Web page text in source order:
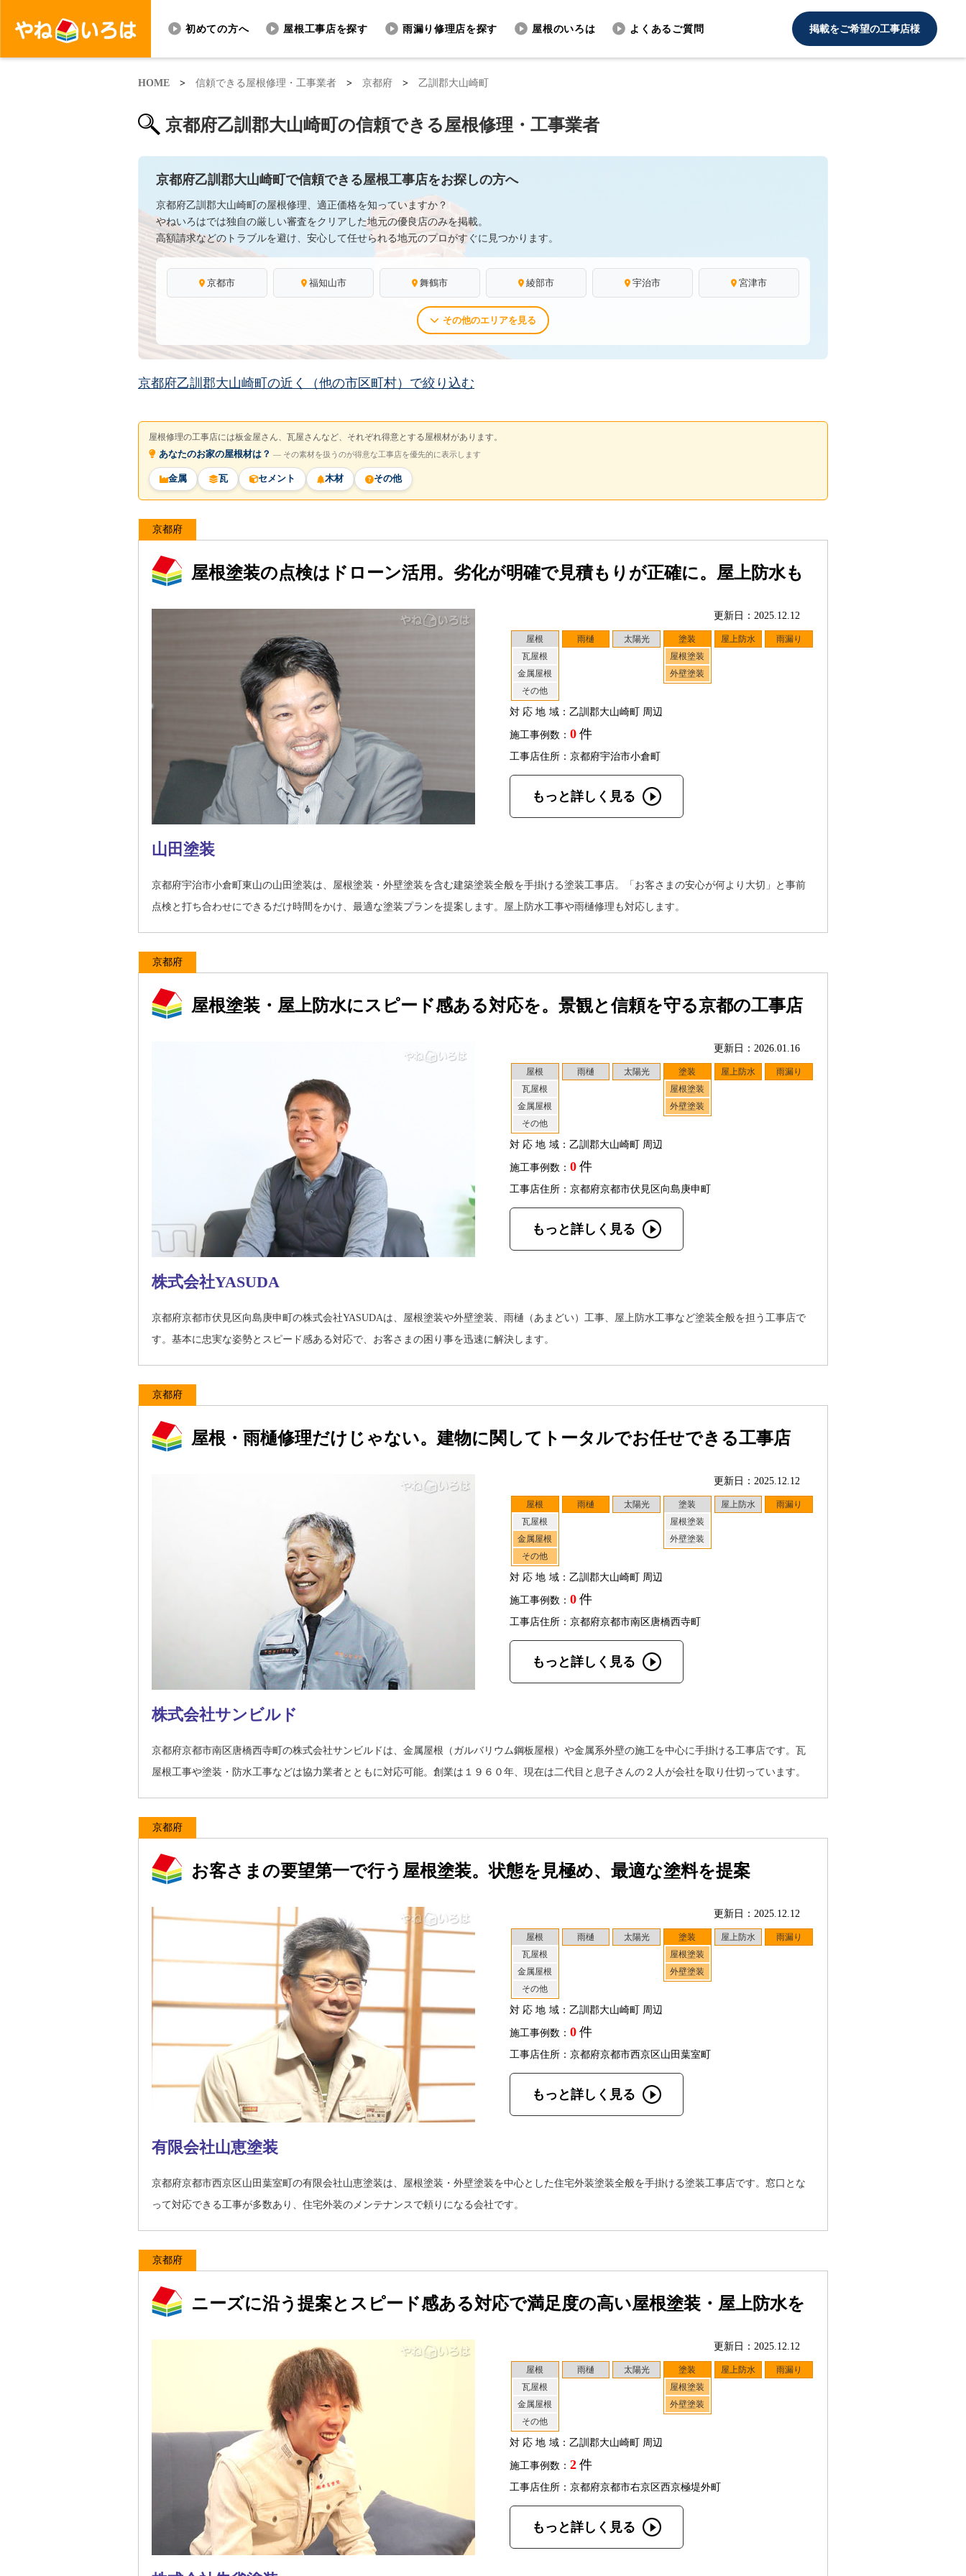
初めての方へ 屋根工事店を探す 雨漏り修理店を探す 屋根のいろは よくあるご質問 掲載をご希望の工事店様
HOME > 信頼できる屋根修理・工事業者 > 京都府 > 乙訓郡大山崎町
京都府乙訓郡大山崎町の信頼できる屋根修理・工事業者
京都府乙訓郡大山崎町で信頼できる屋根工事店をお探しの方へ
京都府乙訓郡大山崎町の屋根修理、適正価格を知っていますか？
やねいろはでは独自の厳しい審査をクリアした地元の優良店のみを掲載。
高額請求などのトラブルを避け、安心して任せられる地元のプロがすぐに見つかります。
京都市 福知山市 舞鶴市 綾部市 宇治市 宮津市
その他のエリアを見る
京都府乙訓郡大山崎町の近く（他の市区町村）で絞り込む
屋根修理の工事店には板金屋さん、瓦屋さんなど、それぞれ得意とする屋根材があります。
あなたのお家の屋根材は？ ― その素材を扱うのが得意な工事店を優先的に表示します
金属 瓦 セメント 木材 その他
京都府
屋根塗装の点検はドローン活用。劣化が明確で見積もりが正確に。屋上防水も
更新日：2025.12.12
屋根
瓦屋根
金属屋根
その他
雨樋 太陽光
塗装
屋根塗装
外壁塗装
屋上防水 雨漏り
対応地域：乙訓郡大山崎町 周辺
施工事例数： 0 件
工事店住所：京都府宇治市小倉町
もっと詳しく見る
山田塗装
京都府宇治市小倉町東山の山田塗装は、屋根塗装・外壁塗装を含む建築塗装全般を手掛ける塗装工事店。「お客さまの安心が何より大切」と事前
点検と打ち合わせにできるだけ時間をかけ、最適な塗装プランを提案します。屋上防水工事や雨樋修理も対応します。
京都府
屋根塗装・屋上防水にスピード感ある対応を。景観と信頼を守る京都の工事店
更新日：2026.01.16
屋根
瓦屋根
金属屋根
その他
雨樋 太陽光
塗装
屋根塗装
外壁塗装
屋上防水 雨漏り
対応地域：乙訓郡大山崎町 周辺
施工事例数： 0 件
工事店住所：京都府京都市伏見区向島庚申町
もっと詳しく見る
株式会社YASUDA
京都府京都市伏見区向島庚申町の株式会社YASUDAは、屋根塗装や外壁塗装、雨樋（あまどい）工事、屋上防水工事など塗装全般を担う工事店で
す。基本に忠実な姿勢とスピード感ある対応で、お客さまの困り事を迅速に解決します。
京都府
屋根・雨樋修理だけじゃない。建物に関してトータルでお任せできる工事店
更新日：2025.12.12
屋根
瓦屋根
金属屋根
その他
雨樋 太陽光
塗装
屋根塗装
外壁塗装
屋上防水 雨漏り
対応地域：乙訓郡大山崎町 周辺
施工事例数： 0 件
工事店住所：京都府京都市南区唐橋西寺町
もっと詳しく見る
株式会社サンビルド
京都府京都市南区唐橋西寺町の株式会社サンビルドは、金属屋根（ガルバリウム鋼板屋根）や金属系外壁の施工を中心に手掛ける工事店です。瓦
屋根工事や塗装・防水工事などは協力業者とともに対応可能。創業は１９６０年、現在は二代目と息子さんの２人が会社を取り仕切っています。
京都府
お客さまの要望第一で行う屋根塗装。状態を見極め、最適な塗料を提案
更新日：2025.12.12
屋根
瓦屋根
金属屋根
その他
雨樋 太陽光
塗装
屋根塗装
外壁塗装
屋上防水 雨漏り
対応地域：乙訓郡大山崎町 周辺
施工事例数： 0 件
工事店住所：京都府京都市西京区山田葉室町
もっと詳しく見る
有限会社山恵塗装
京都府京都市西京区山田葉室町の有限会社山恵塗装は、屋根塗装・外壁塗装を中心とした住宅外装塗装全般を手掛ける塗装工事店です。窓口とな
って対応できる工事が多数あり、住宅外装のメンテナンスで頼りになる会社です。
京都府
ニーズに沿う提案とスピード感ある対応で満足度の高い屋根塗装・屋上防水を
更新日：2025.12.12
屋根
瓦屋根
金属屋根
その他
雨樋 太陽光
塗装
屋根塗装
外壁塗装
屋上防水 雨漏り
対応地域：乙訓郡大山崎町 周辺
施工事例数： 2 件
工事店住所：京都府京都市右京区西京極堤外町
もっと詳しく見る